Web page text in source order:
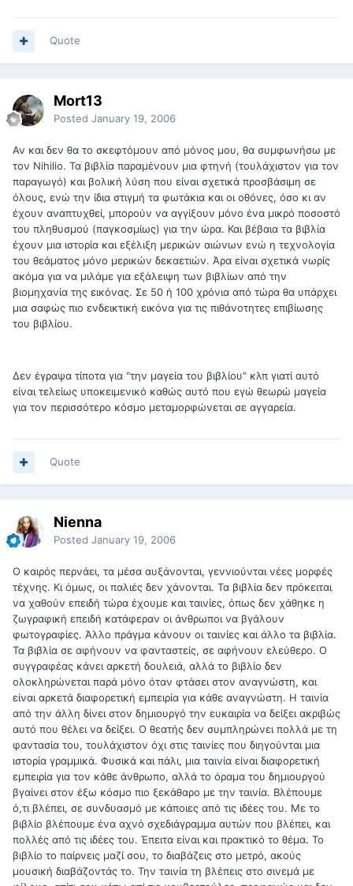
Quote
Mort13
Posted January 19, 2006
Αν και δεν θα το σκεφτόμουν από μόνος μου, θα συμφωνήσω με
τον Nihilio. Τα βιβλία παραμένουν μια φτηνή (τουλάχιστον για τον
παραγωγό) και βολική λύση που είναι σχετικά προσβάσιμη σε
όλους, ενώ την ίδια στιγμή τα φωτάκια και οι οθόνες, όσο κι αν
έχουν αναπτυχθεί, μπορούν να αγγίξουν μόνο ένα μικρό ποσοστό
του πληθυσμού (παγκοσμίως) για την ώρα. Και βέβαια τα βιβλία
έχουν μια ιστορία και εξέλιξη μερικών αιώνων ενώ η τεχνολογία
του θεάματος μόνο μερικών δεκαετιών. Άρα είναι σχετικά νωρίς
ακόμα για να μιλάμε για εξάλειψη των βιβλίων από την
βιομηχανία της εικόνας. Σε 50 ή 100 χρόνια από τώρα θα υπάρχει
μια σαφώς πιο ενδεικτική εικόνα για τις πιθάνοτητες επιβίωσης
του βιβλίου.
Δεν έγραψα τίποτα για "την μαγεία του βιβλίου" κλπ γιατί αυτό
είναι τελείως υποκειμενικό καθώς αυτό που εγώ θεωρώ μαγεία
για τον περισσότερο κόσμο μεταμορφώνεται σε αγγαρεία.
Quote
Nienna
Posted January 19, 2006
Ο καιρός περνάει, τα μέσα αυξάνονται, γεννιούνται νέες μορφές
τέχνης. Κι όμως, οι παλιές δεν χάνονται. Τα βιβλία δεν πρόκειται
να χαθούν επειδή τώρα έχουμε και ταινίες, όπως δεν χάθηκε η
ζωγραφική επειδή κατάφεραν οι άνθρωποι να βγάλουν
φωτογραφίες. Άλλο πράγμα κάνουν οι ταινίες και άλλο τα βιβλία.
Τα βιβλία σε αφήνουν να φανταστείς, σε αφήνουν ελεύθερο. Ο
συγγραφέας κάνει αρκετή δουλειά, αλλά το βιβλίο δεν
ολοκληρώνεται παρά μόνο όταν φτάσει στον αναγνώστη, και
είναι αρκετά διαφορετική εμπειρία για κάθε αναγνώστη. Η ταινία
από την άλλη δίνει στον δημιουργό την ευκαιρία να δείξει ακριβώς
αυτό που θέλει να δείξει. Ο θεατής δεν συμπληρώνει πολλά με τη
φαντασία του, τουλάχιστον όχι στις ταινίες που διηγούνται μια
ιστορία γραμμικά. Φυσικά και πάλι, μια ταινία είναι διαφορετική
εμπειρία για τον κάθε άνθρωπο, αλλά το όραμα του δημιουργού
βγαίνει στον έξω κόσμο πιο ξεκάθαρο με την ταινία. Βλέπουμε
ό,τι βλέπει, σε συνδυασμό με κάποιες από τις ιδέες του. Με το
βιβλίο βλέπουμε ένα αχνό σχεδιάγραμμα αυτών που βλέπει, και
πολλές από τις ιδέες του. Έπειτα είναι και πρακτικό το θέμα. Το
βιβλίο το παίρνεις μαζί σου, το διαβάζεις στο μετρό, ακούς
μουσική διαβάζοντάς το. Την ταινία τη βλέπεις στο σινεμά με